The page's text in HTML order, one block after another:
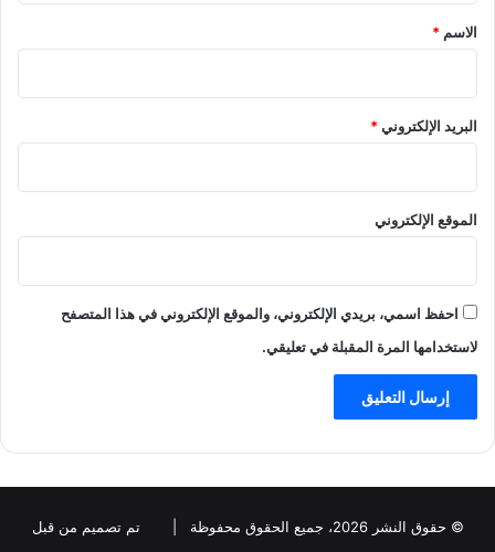
*
الاسم *
البريد الإلكتروني*
الموقع الإلكتروني
احفظ اسمي، بريدي الإلكتروني، والموقع الإلكتروني في هذا المتصفح
لاستخدامها المرة المقبلة في تعليقي.
© حقوق النشر 2026، جميع الحقوق محفوظة | تم تصميم من قبل